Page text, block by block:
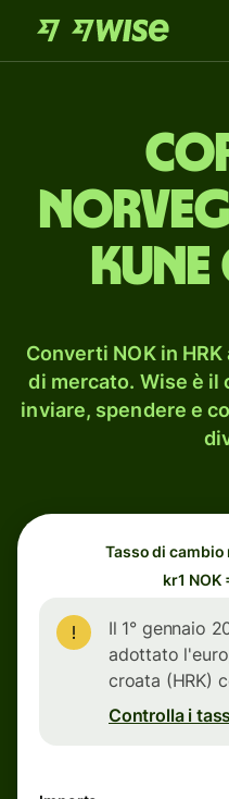
Converti NOK in
di mercato. Wise è
inviare, spendere e
Tasso di
kr1 NOK
Il 1° gennaio
adottato
croata (HRK)
Controlla i